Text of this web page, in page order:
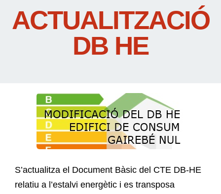
ACTUALITZACIÓ
DB HE
S’actualitza el Document Bàsic del CTE DB-HE
relatiu a l’estalvi energètic i es transposa